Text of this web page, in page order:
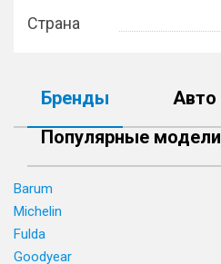
Страна
Бренды
Авто
Популярные модели
Barum
Michelin
Fulda
Goodyear